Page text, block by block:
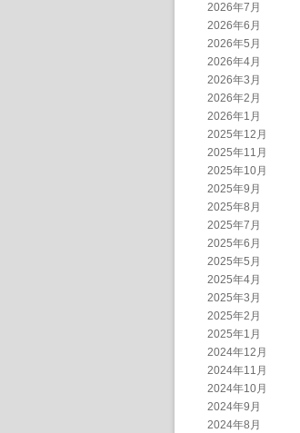
2026年7月
2026年6月
2026年5月
2026年4月
2026年3月
2026年2月
2026年1月
2025年12月
2025年11月
2025年10月
2025年9月
2025年8月
2025年7月
2025年6月
2025年5月
2025年4月
2025年3月
2025年2月
2025年1月
2024年12月
2024年11月
2024年10月
2024年9月
2024年8月